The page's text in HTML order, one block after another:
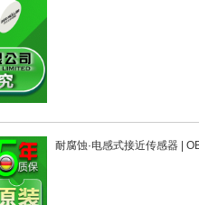
耐腐蚀·电感式接近传感器 |